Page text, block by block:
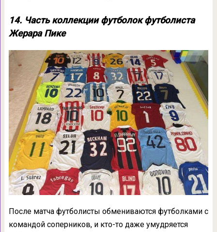
14. Часть коллекции футболок футболиста
Жерара Пике
После матча футболисты обмениваются футболками с
командой соперников, и кто-то даже умудряется